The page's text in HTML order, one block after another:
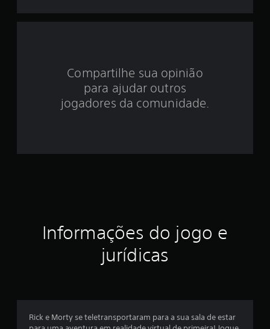
d
e
s
Compartilhe sua opinião
para ajudar outros
jogadores da comunidade.
Informações do jogo e
jurídicas
Rick e Morty se teletransportaram para a sua sala de estar